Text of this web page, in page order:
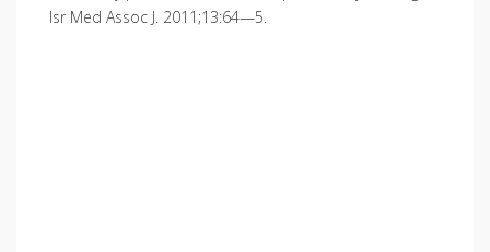
Isr Med Assoc J. 2011;13:64—5.